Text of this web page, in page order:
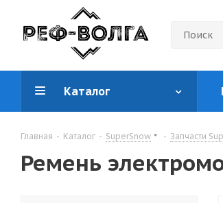
Каталог
Главная - Каталог - SuperSnow - Запчасти
Ремень